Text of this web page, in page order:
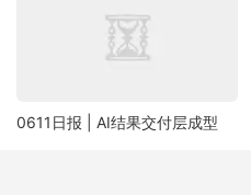
0611日报 | AI结果交付层成型